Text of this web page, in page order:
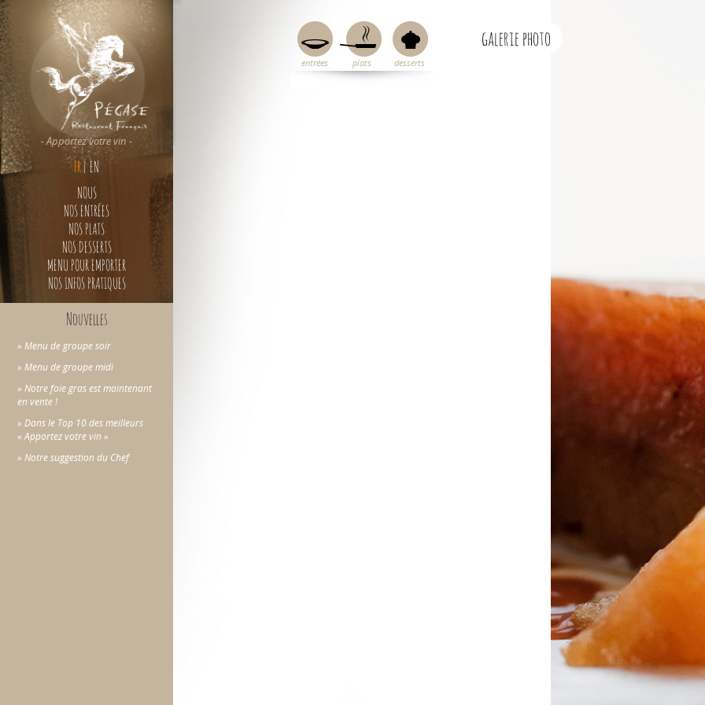
- Apportez votre vin -
FR|EN
NOUS
NOS ENTRÉES
NOS PLATS
NOS DESSERTS
MENU POUR EMPORTER
NOS INFOS PRATIQUES
Nouvelles
» Menu de groupe soir
» Menu de groupe midi
» Notre foie gras est maintenant
en vente !
» Dans le Top 10 des meilleurs
« Apportez votre vin »
» Notre suggestion du Chef
entrées plats desserts
galerie photo